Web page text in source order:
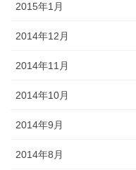
2015年1月
2014年12月
2014年11月
2014年10月
2014年9月
2014年8月